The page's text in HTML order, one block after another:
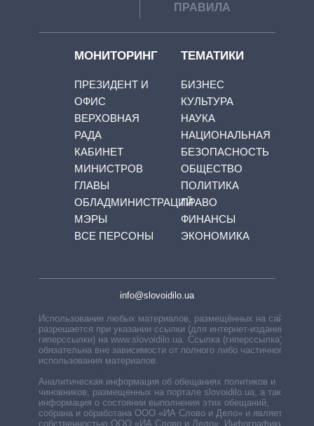
ПРАВИЛА
МОНИТОРИНГ
ПРЕЗИДЕНТ И
ОФИС
ВЕРХОВНАЯ
РАДА
КАБИНЕТ
МИНИСТРОВ
ГЛАВЫ
ОБЛАДМИНИСТРАЦИЙ
МЭРЫ
ВСЕ ПЕРСОНЫ
ТЕМАТИКИ
БИЗНЕС
КУЛЬТУРА
НАУКА
НАЦИОНАЛЬНАЯ
БЕЗОПАСНОСТЬ
ОБЩЕСТВО
ПОЛИТИКА
ПРАВО
ФИНАНСЫ
ЭКОНОМИКА
info@slovoidilo.ua
Использование любых материалов, размещённых на сайте,
разрешается при указании ссылки (для интернет-изданий —
гиперссылки) на www.slovoidilo.ua. Ссылка (гиперссылка)
обязательна вне зависимости от полного либо частичного
использования материалов.
Аналитическая информация об обещаниях политиков и
чиновников, размещенных на портале slovoidilo.ua, а также
информация о состоянии выполнения этих обещаний,
собрана и обработана ООО «ИА Слово и Дело» и является
собственностью ООО «ИА Слово и Дело». Инфографики,